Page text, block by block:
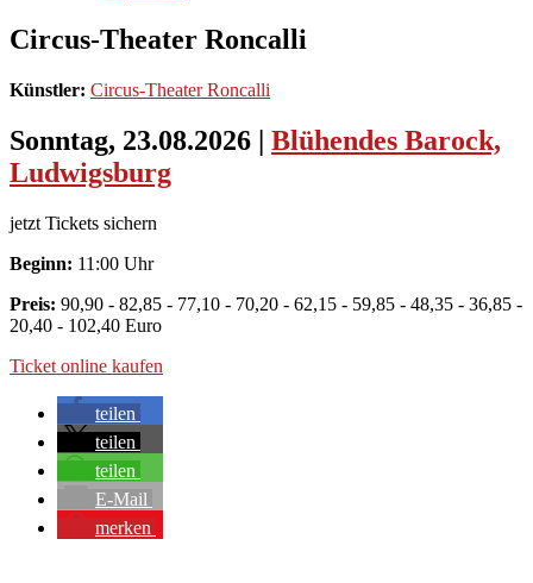
Circus-Theater Roncalli
Künstler: Circus-Theater Roncalli
Sonntag, 23.08.2026 | Blühendes Barock,
Ludwigsburg
jetzt Tickets sichern
Beginn: 11:00 Uhr
Preis: 90,90 - 82,85 - 77,10 - 70,20 - 62,15 - 59,85 - 48,35 - 36,85 -
20,40 - 102,40 Euro
Ticket online kaufen
teilen
teilen
teilen
E-Mail
merken